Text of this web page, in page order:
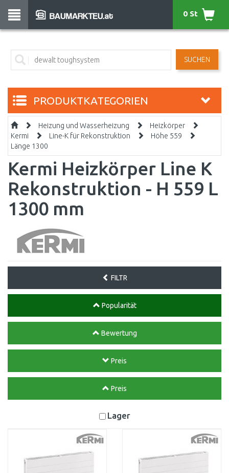
SUCHEN
0 St
PRODUKTKATEGORIEN
Heizung und Wasserheizung
Heizkörper
Kermi
Line-K für Rekonstruktion
Höhe 559
Länge 1300
Kermi Heizkörper Line K
Rekonstruktion - H 559 L
1300 mm
FILTR
Popularität
Bewertung
Preis
Preis
Lager